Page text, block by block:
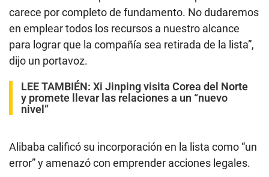
carece por completo de fundamento. No dudaremos
en emplear todos los recursos a nuestro alcance
para lograr que la compañía sea retirada de la lista”,
dijo un portavoz.
LEE TAMBIÉN: Xi Jinping visita Corea del Norte
y promete llevar las relaciones a un “nuevo
nivel”
Alibaba calificó su incorporación en la lista como “un
error” y amenazó con emprender acciones legales.